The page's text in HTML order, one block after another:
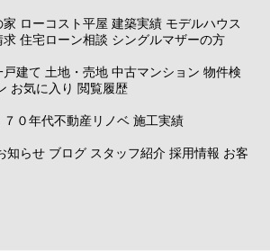
家 ローコスト平屋 建築実績 モデルハウス
求 住宅ローン相談 シングルマザーの方
戸建て 土地・売地 中古マンション 物件検
お気に入り 閲覧履歴
７０年代不動産リノベ 施工実績
知らせ ブログ スタッフ紹介 採用情報 お客